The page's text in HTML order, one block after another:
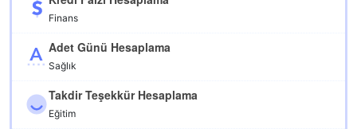
Finans
Adet Günü Hesaplama
Sağlık
Takdir Teşekkür Hesaplama
Eğitim